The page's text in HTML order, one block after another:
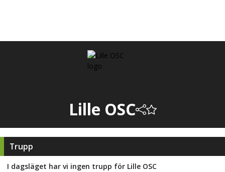
Lille OSC
Trupp
I dagsläget har vi ingen trupp för Lille OSC